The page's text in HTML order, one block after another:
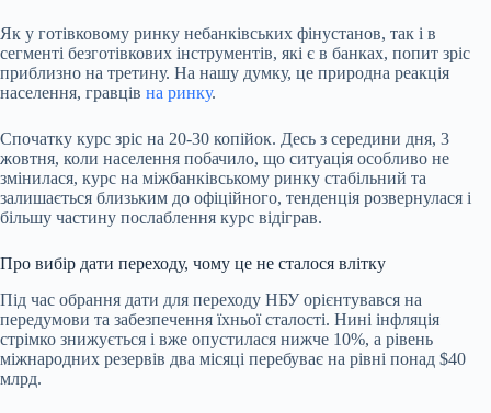
Як у готівковому ринку небанківських фінустанов, так і в
сегменті безготівкових інструментів, які є в банках, попит зріс
приблизно на третину. На нашу думку, це природна реакція
населення, гравців на ринку.
Спочатку курс зріс на 20-30 копійок. Десь з середини дня, 3
жовтня, коли населення побачило, що ситуація особливо не
змінилася, курс на міжбанківському ринку стабільний та
залишається близьким до офіційного, тенденція розвернулася і
більшу частину послаблення курс відіграв.
Про вибір дати переходу, чому це не сталося влітку
Під час обрання дати для переходу НБУ орієнтувався на
передумови та забезпечення їхньої сталості. Нині інфляція
стрімко знижується і вже опустилася нижче 10%, а рівень
міжнародних резервів два місяці перебуває на рівні понад $40
млрд.